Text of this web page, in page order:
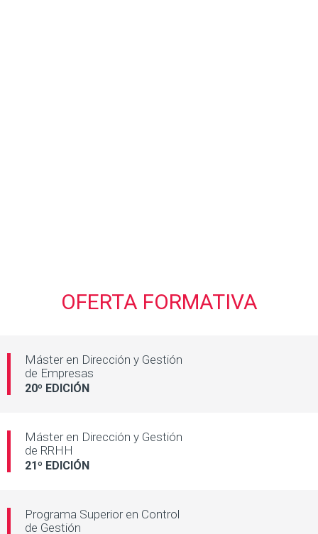
OFERTA FORMATIVA
Máster en Dirección y Gestión
de Empresas
20º EDICIÓN
Máster en Dirección y Gestión
de RRHH
21º EDICIÓN
Programa Superior en Control
de Gestión